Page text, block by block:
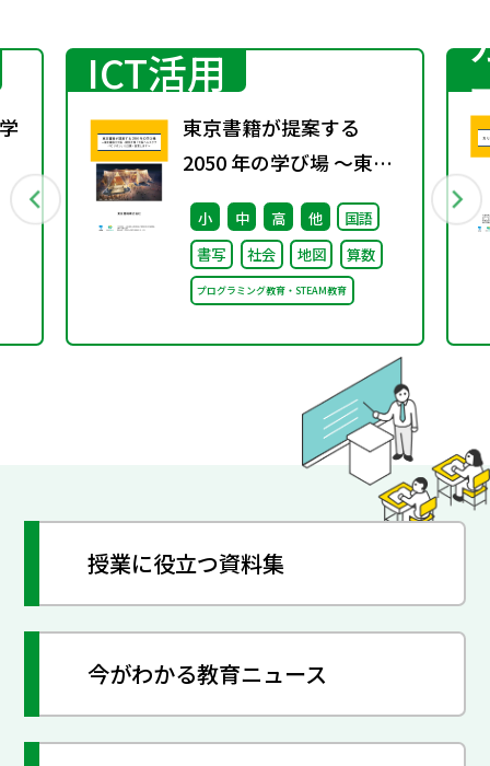
ICT活用
東京書籍が提案する
2050 年の学び場 ～東京
書籍は大阪・関西万博
「大阪ヘルスケア パビリ
オン」に出展・協賛しま
す～
小 中 高 他
国語
書写
社会 地図 算数
プログラミング教育・STEAM教育
授業に役立つ資料集
今がわかる教育ニュース